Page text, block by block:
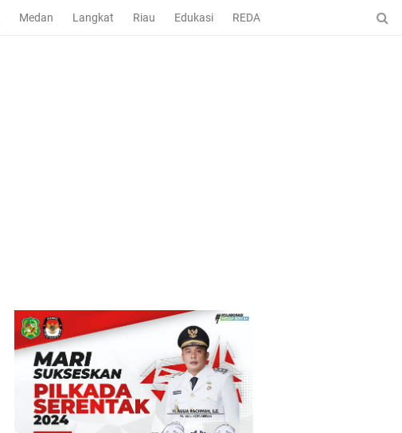
Medan Langkat Riau Edukasi REDAKSI